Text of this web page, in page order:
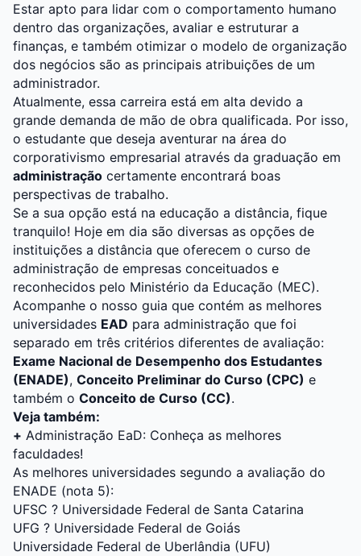
Estar apto para lidar com o comportamento humano
dentro das organizações, avaliar e estruturar a
finanças, e também otimizar o modelo de organização
dos negócios são as principais atribuições de um
administrador.
Atualmente, essa carreira está em alta devido a
grande demanda de mão de obra qualificada. Por isso,
o estudante que deseja aventurar na área do
corporativismo empresarial através da graduação em
administração certamente encontrará boas
perspectivas de trabalho.
Se a sua opção está na educação a distância, fique
tranquilo! Hoje em dia são diversas as opções de
instituições a distância que oferecem o curso de
administração de empresas conceituados e
reconhecidos pelo Ministério da Educação (MEC).
Acompanhe o nosso guia que contém as melhores
universidades EAD para administração que foi
separado em três critérios diferentes de avaliação:
Exame Nacional de Desempenho dos Estudantes
(ENADE), Conceito Preliminar do Curso (CPC) e
também o Conceito de Curso (CC).
Veja também:
+ Administração EaD: Conheça as melhores
faculdades!
As melhores universidades segundo a avaliação do
ENADE (nota 5):
UFSC ? Universidade Federal de Santa Catarina
UFG ? Universidade Federal de Goiás
Universidade Federal de Uberlândia (UFU)